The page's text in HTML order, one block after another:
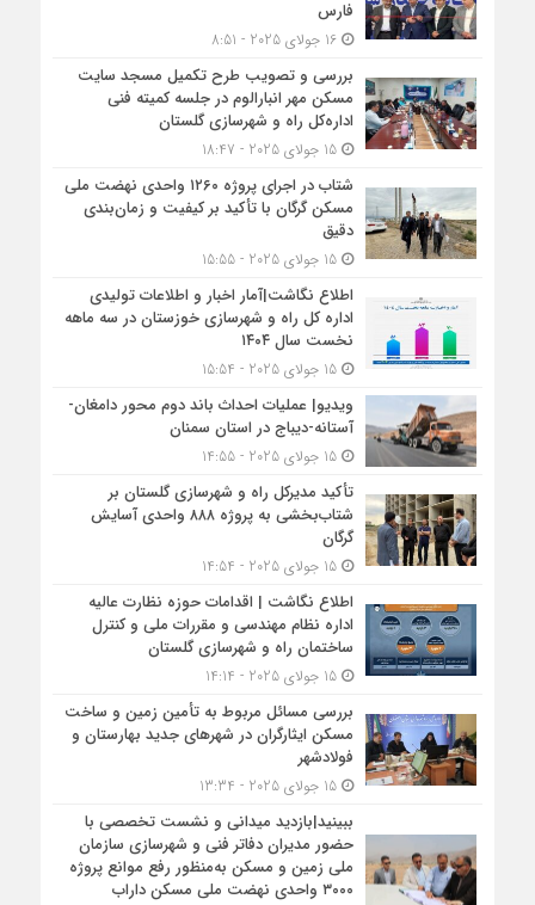
فارس
16 جولای 2025 - 8:51
بررسی و تصویب طرح تکمیل مسجد سایت
مسکن مهر انبارالوم در جلسه کمیته فنی
اداره‌کل راه و شهرسازی گلستان
15 جولای 2025 - 18:47
شتاب در اجرای پروژه ۱۲۶۰ واحدی نهضت ملی
مسکن گرگان با تأکید بر کیفیت و زمان‌بندی
دقیق
15 جولای 2025 - 15:55
اطلاع نگاشت|آمار اخبار و اطلاعات تولیدی
اداره کل راه و شهرسازی خوزستان در سه ماهه
نخست سال ۱۴۰۴
15 جولای 2025 - 15:54
ویدیو| عملیات احداث باند دوم محور دامغان-
آستانه-دیباج در استان سمنان
15 جولای 2025 - 14:55
تأکید مدیرکل راه و شهرسازی گلستان بر
شتاب‌بخشی به پروژه ۸۸۸ واحدی آسایش
گرگان
15 جولای 2025 - 14:54
اطلاع نگاشت | اقدامات حوزه نظارت عالیه
اداره نظام مهندسی و مقررات ملی و کنترل
ساختمان راه و شهرسازی گلستان
15 جولای 2025 - 14:14
بررسی مسائل مربوط به تأمین زمین و ساخت
مسکن ایثارگران در شهرهای جدید بهارستان و
فولادشهر
15 جولای 2025 - 13:34
ببینید|بازدید میدانی و نشست تخصصی با
حضور مدیران دفاتر فنی و شهرسازی سازمان
ملی زمین و مسکن به‌منظور رفع موانع پروژه
۳۰۰۰ واحدی نهضت ملی مسکن داراب